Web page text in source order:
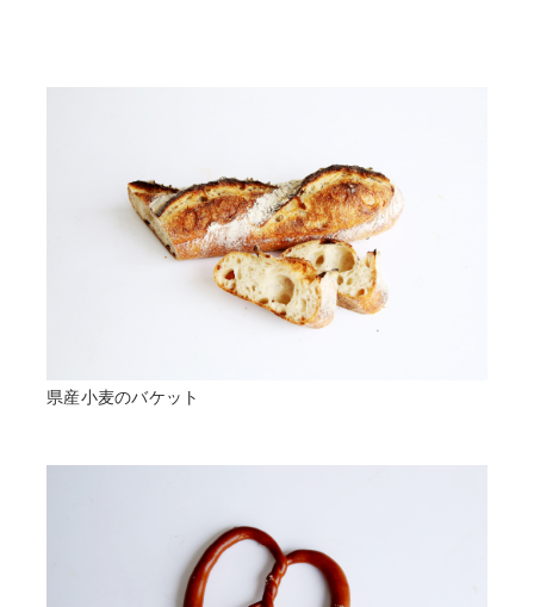
県産小麦のバケット